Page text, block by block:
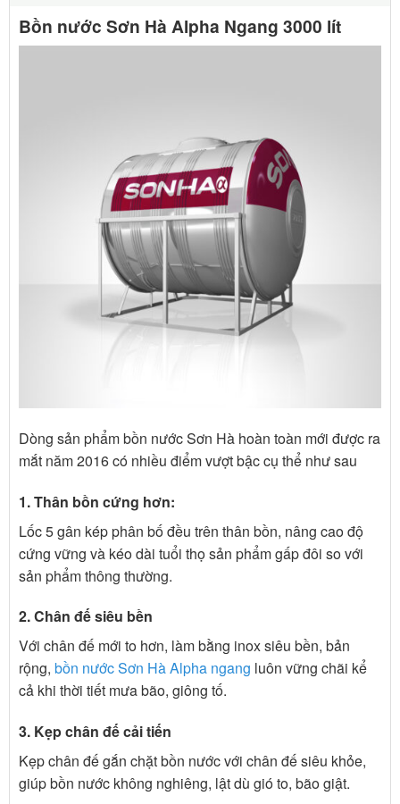
Bồn nước Sơn Hà Alpha Ngang 3000 lít
Dòng sản phẩm bồn nước Sơn Hà hoàn toàn mới được ra
mắt năm 2016 có nhiều điểm vượt bậc cụ thể như sau
1. Thân bồn cứng hơn:
Lốc 5 gân kép phân bố đều trên thân bồn, nâng cao độ
cứng vững và kéo dài tuổi thọ sản phẩm gấp đôi so với
sản phẩm thông thường.
2. Chân đế siêu bền
Với chân đế mới to hơn, làm bằng inox siêu bền, bản
rộng, bồn nước Sơn Hà Alpha ngang luôn vững chãi kể
cả khi thời tiết mưa bão, giông tố.
3. Kẹp chân đế cải tiến
Kẹp chân đế gắn chặt bồn nước với chân đế siêu khỏe,
giúp bồn nước không nghiêng, lật dù gió to, bão giật.